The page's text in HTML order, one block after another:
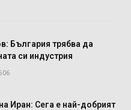
България трябва да
си индустрия
Иран: Сега е най-добрият